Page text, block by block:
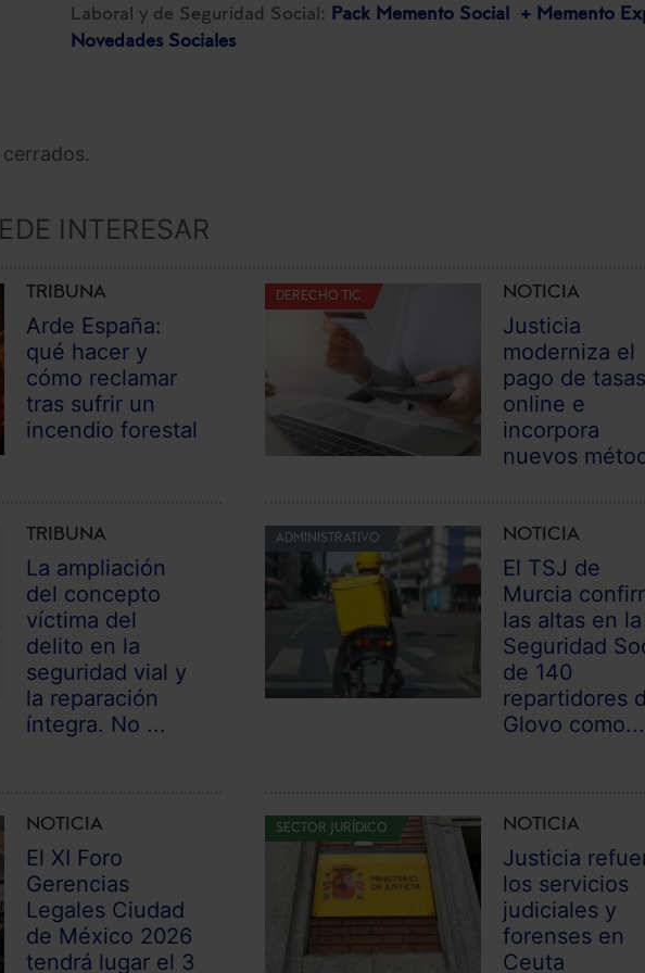
Laboral y de Seguridad Social: Pack Memento Social + Memento
Novedades Sociales
INTERESAR
TRIBUNA
Arde España:
qué hacer y
cómo reclamar
tras sufrir un
incendio forestal
DERECHO TIC NOTICIA
Justicia
moderniza el
pago de tasas
online e
incorpora
nuevos
TRIBUNA
La ampliación
del concepto
víctima del
delito en la
seguridad vial y
la reparación
íntegra. No ...
ADMINISTRATIVO NOTICIA
El TSJ de
Murcia
las altas en la
Seguridad
de 140
repartidores
Glovo como...
NOTICIA
El XI Foro
Gerencias
Legales Ciudad
de México 2026
tendrá lugar el 3
SECTOR JURÍDICO NOTICIA
Justicia
los servicios
judiciales y
forenses en
Ceuta